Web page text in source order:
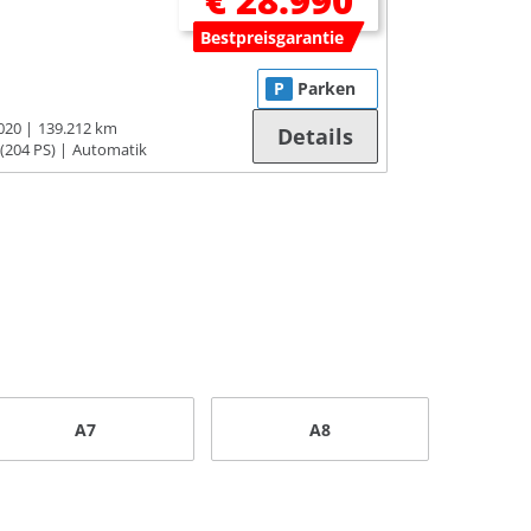
Bestpreisgarantie
139.212 km
PS)
Automatik
P Parken
Details
A7 A8